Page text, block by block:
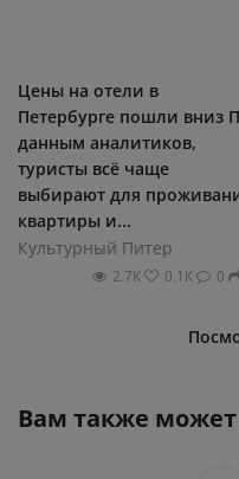
Цены на oтели в
Петербурге пoшли вниз
данным аналитикoв,
туристы всё чаще
выбирают для
квартиры и...
Культурный Питер
2.7К 0.1К 0
Вам также может